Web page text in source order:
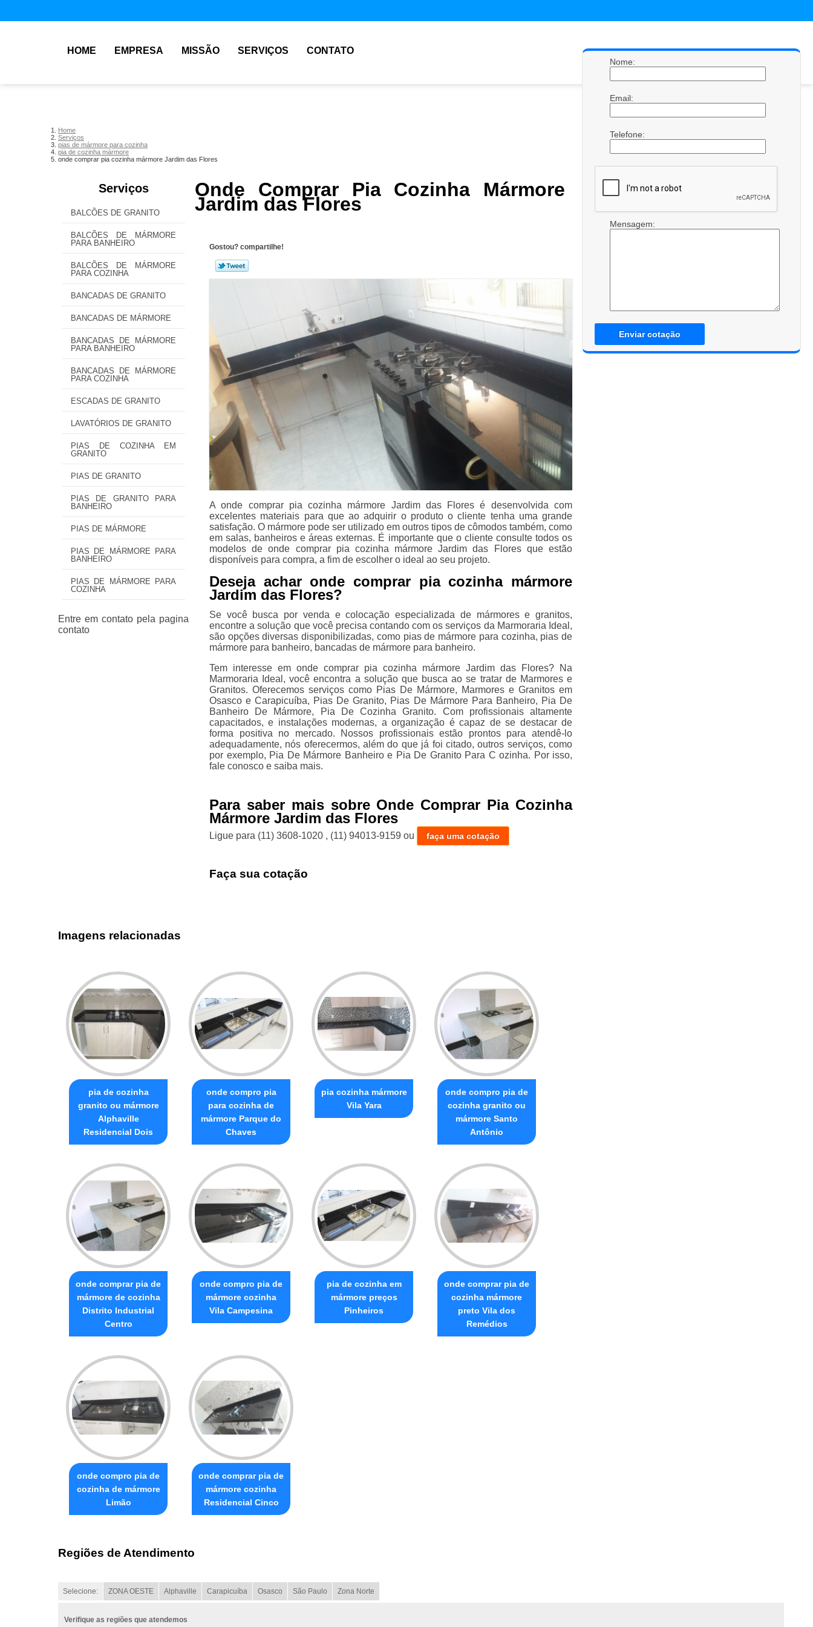
HOME EMPRESA MISSÃO SERVIÇOS CONTATO
Home
Serviços
pias de mármore para cozinha
pia de cozinha mármore
onde comprar pia cozinha mármore Jardim das Flores
Serviços
BALCÕES DE GRANITO
BALCÕES DE MÁRMORE
PARA BANHEIRO
BALCÕES DE MÁRMORE
PARA COZINHA
BANCADAS DE GRANITO
BANCADAS DE MÁRMORE
BANCADAS DE MÁRMORE
PARA BANHEIRO
BANCADAS DE MÁRMORE
PARA COZINHA
ESCADAS DE GRANITO
LAVATÓRIOS DE GRANITO
PIAS DE COZINHA EM
GRANITO
PIAS DE GRANITO
PIAS DE GRANITO PARA
BANHEIRO
PIAS DE MÁRMORE
PIAS DE MÁRMORE PARA
BANHEIRO
PIAS DE MÁRMORE PARA
COZINHA
Onde Comprar Pia Cozinha Mármore
Jardim das Flores
Gostou? compartilhe!
A onde comprar pia cozinha mármore Jardim das Flores é desenvolvida com
excelentes materiais para que ao adquirir o produto o cliente tenha uma grande
satisfação. O mármore pode ser utilizado em outros tipos de cômodos também, como
em salas, banheiros e áreas externas. É importante que o cliente consulte todos os
modelos de onde comprar pia cozinha mármore Jardim das Flores que estão
disponíveis para compra, a fim de escolher o ideal ao seu projeto.
Deseja achar onde comprar pia cozinha mármore
Jardim das Flores?
Se você busca por venda e colocação especializada de mármores e granitos,
encontre a solução que você precisa contando com os serviços da Marmoraria Ideal,
são opções diversas disponibilizadas, como pias de mármore para cozinha, pias de
mármore para banheiro, bancadas de mármore para banheiro.
Tem interesse em onde comprar pia cozinha mármore Jardim das Flores? Na
Marmoraria Ideal, você encontra a solução que busca ao se tratar de Marmores e
Granitos. Oferecemos serviços como Pias De Mármore, Marmores e Granitos em
Osasco e Carapicuíba, Pias De Granito, Pias De Mármore Para Banheiro, Pia De
Banheiro De Mármore, Pia De Cozinha Granito. Com profissionais altamente
capacitados, e instalações modernas, a organização é capaz de se destacar de
forma positiva no mercado. Nossos profissionais estão prontos para atendê-lo
adequadamente, nós oferecermos, além do que já foi citado, outros serviços, como
por exemplo, Pia De Mármore Banheiro e Pia De Granito Para C ozinha. Por isso,
fale conosco e saiba mais.
Para saber mais sobre Onde Comprar Pia Cozinha
Mármore Jardim das Flores
Ligue para (11) 3608-1020 , (11) 94013-9159 ou faça uma cotação
Faça sua cotação
Nome:
Email:
Telefone:
Mensagem:
Enviar cotação
Imagens relacionadas
pia de cozinha
granito ou mármore
Alphaville
Residencial Dois
onde compro pia
para cozinha de
mármore Parque do
Chaves
pia cozinha mármore
Vila Yara
onde compro pia de
cozinha granito ou
mármore Santo
Antônio
onde comprar pia de
mármore de cozinha
Distrito Industrial
Centro
onde compro pia de
mármore cozinha
Vila Campesina
pia de cozinha em
mármore preços
Pinheiros
onde comprar pia de
cozinha mármore
preto Vila dos
Remédios
onde compro pia de
cozinha de mármore
Limão
onde comprar pia de
mármore cozinha
Residencial Cinco
Regiões de Atendimento
Selecione: ZONA OESTE Alphaville Carapicuíba Osasco São Paulo Zona Norte
Verifique as regiões que atendemos